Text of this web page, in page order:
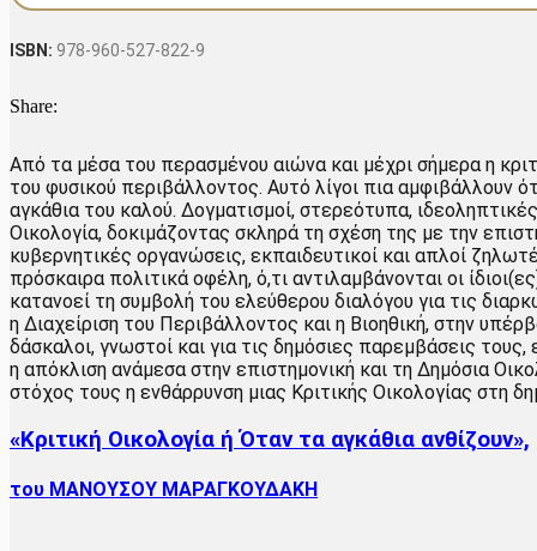
ISBN: 978-960-527-822-9
Share:
Από τα μέσα του περασμένου αιώνα και μέχρι σήμερα η
του φυσικού περιβάλλοντος. Αυτό λίγοι πια αμφιβάλλουν
αγκάθια του καλού. Δογματισμοί, στερεότυπα,
Οικολογία, δοκιμάζοντας σκληρά τη σχέση της με την
κυβερνητικές οργανώσεις, εκπαιδευτικοί και απλοί
πρόσκαιρα πολιτικά οφέλη, ό,τι αντιλαμβάνονται οι
κατανοεί τη συμβολή του ελεύθερου διαλόγου για τις
η Διαχείριση του Περιβάλλοντος και η Βιοηθική, στην
δάσκαλοι, γνωστοί και για τις δημόσιες παρεμβάσεις
η απόκλιση ανάμεσα στην επιστημονική και τη Δημόσια
στόχος τους η ενθάρρυνση μιας Κριτικής Οικολογίας στη
«Κριτική Οικολογία ή Όταν τα αγκάθια ανθίζουν»,
του ΜΑΝΟΥΣΟΥ ΜΑΡΑΓΚΟΥΔΑΚΗ